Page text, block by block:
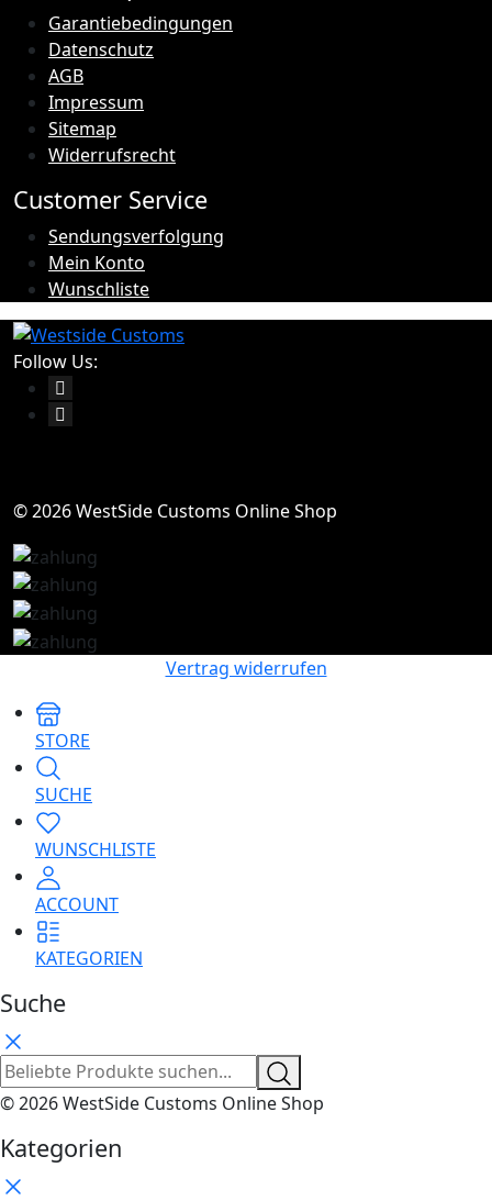
Garantiebedingungen
Datenschutz
AGB
Impressum
Sitemap
Widerrufsrecht
Customer Service
Sendungsverfolgung
Mein Konto
Wunschliste
Follow Us:
© 2026 WestSide Customs Online Shop
Vertrag widerrufen
STORE
SUCHE
WUNSCHLISTE
ACCOUNT
KATEGORIEN
Suche
© 2026 WestSide Customs Online Shop
Kategorien